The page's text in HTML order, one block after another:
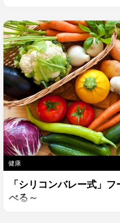
健康
「シリコンバレー式」
べる～